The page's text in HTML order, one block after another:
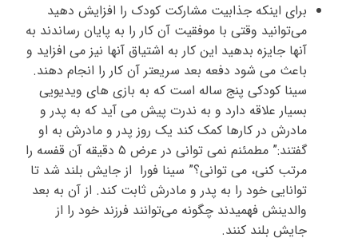
برای اینکه جذابیت مشارکت کودک را افزایش دهید
می‌توانید وقتی با موفقیت آن کار را به پایان رساندند به
آنها جایزه بدهید این کار به اشتیاق آنها نیز می افزاید و
باعث می شود دفعه بعد سریعتر آن کار را انجام دهند.
سینا کودکی پنج ساله است که به بازی های ویدیویی
بسیار علاقه دارد و به ندرت پیش می آید که به پدر و
مادرش در کارها کمک کند یک روز پدر و مادرش به او
گفتند:” مطمئنم نمی توانی در عرض ۵ دقیقه آن قفسه را
مرتب کنی، می توانی؟” سینا فورا از جایش بلند شد تا
توانایی خود را به پدر و مادرش ثابت کند. از آن به بعد
والدینش فهمیدند چگونه می‌توانند فرزند خود را از
جایش بلند کنند.